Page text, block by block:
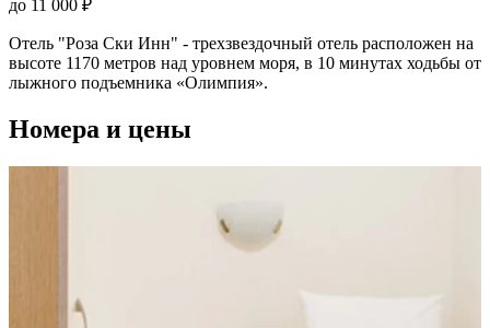
до 11 000 ₽
Отель "Роза Ски Инн" - трехзвездочный отель расположен на
высоте 1170 метров над уровнем моря, в 10 минутах ходьбы от
лыжного подъемника «Олимпия».
Номера и цены